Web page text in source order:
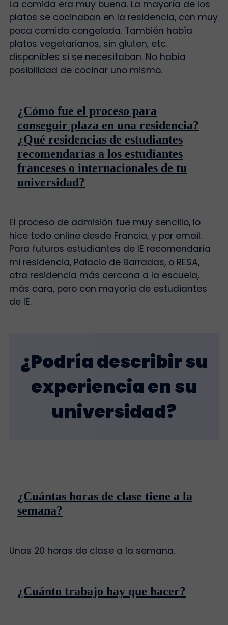
La comida era muy buena. La mayoría de los
platos se cocinaban en la residencia, con muy
poca comida congelada. También había
platos vegetarianos, sin gluten, etc.
disponibles si se necesitaban. No había
posibilidad de cocinar uno mismo.
¿Cómo fue el proceso para
conseguir plaza en una residencia?
¿Qué residencias de estudiantes
recomendarías a los estudiantes
franceses o internacionales de tu
universidad?
El proceso de admisión fue muy sencillo, lo
hice todo online desde Francia, y por email.
Para futuros estudiantes de IE recomendaría
mi residencia, Palacio de Barradas, o RESA,
otra residencia más cercana a la escuela,
más cara, pero con mayoría de estudiantes
de IE.
¿Podría describir su
experiencia en su
universidad?
¿Cuántas horas de clase tiene a la
semana?
Unas 20 horas de clase a la semana.
¿Cuánto trabajo hay que hacer?